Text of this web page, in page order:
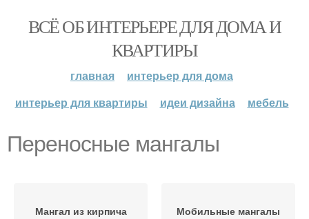
ВСЁ ОБ ИНТЕРЬЕРЕ ДЛЯ ДОМА И
КВАРТИРЫ
главная
интерьер для дома
интерьер для квартиры
идеи дизайна мебель
Переносные мангалы
Мангал из кирпича Мобильные мангалы